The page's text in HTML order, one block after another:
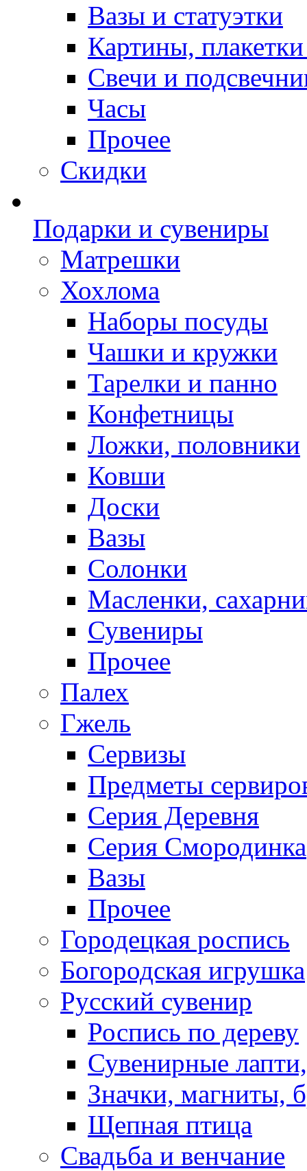
Вазы и статуэтки
Картины,
Свечи и
Часы
Прочее
Скидки
Подарки и сувениры
Матрешки
Хохлома
Наборы посуды
Чашки и кружки
Тарелки и панно
Конфетницы
Ложки, половники
Ковши
Доски
Вазы
Солонки
Масленки,
Сувениры
Прочее
Палех
Гжель
Сервизы
Предметы
Серия Деревня
Серия Смородинка
Вазы
Прочее
Городецкая роспись
Богородская игрушка
Русский сувенир
Роспись по дереву
Сувенирные
Значки, магниты,
Щепная птица
Свадьба и венчание